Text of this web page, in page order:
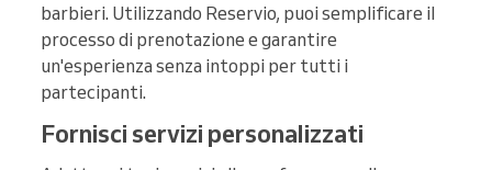
barbieri. Utilizzando Reservio, puoi semplificare il
processo di prenotazione e garantire
un'esperienza senza intoppi per tutti i
partecipanti.
Fornisci servizi personalizzati